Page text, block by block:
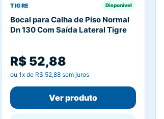
TIGRE Disponível
Bocal para Calha de Piso Normal
Dn 130 Com Saída Lateral Tigre
R$ 52,88
ou 1x de R$ 52,88 sem juros
Ver produto